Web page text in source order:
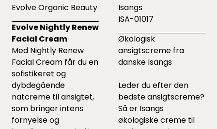
Evolve Organic Beauty
Evolve Nightly Renew
Facial Cream
Med Nightly Renew
Facial Cream får du en
sofistikeret og
dybdegående
natcreme til ansigtet,
som bringer intens
fornyelse og
Isangs
ISA-01017
Økologisk
ansigtscreme fra
danske Isangs
Leder du efter den
bedste ansigtscreme?
Så er Isangs
økologiske creme til